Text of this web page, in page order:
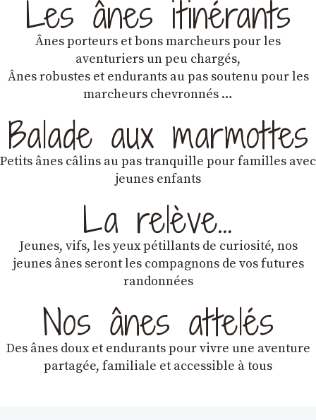
Les ânes itinérants
Ânes porteurs et bons marcheurs pour les
aventuriers un peu chargés,
Ânes robustes et endurants au pas soutenu pour les
marcheurs chevronnés …
Balade aux marmottes
Petits ânes câlins au pas tranquille pour familles avec
jeunes enfants
La relève…
Jeunes, vifs, les yeux pétillants de curiosité, nos
jeunes ânes seront les compagnons de vos futures
randonnées
Nos ânes attelés
Des ânes doux et endurantspour vivre une aventure
partagée, familiale et accessible à tous